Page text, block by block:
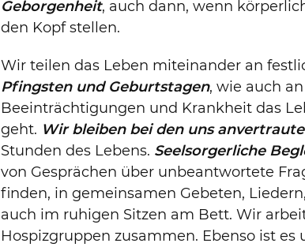
Geborgenheit, auch dann, wenn
den Kopf stellen.
Wir teilen das Leben miteinander an
Pfingsten und Geburtstagen, wie auch
Beeinträchtigungen und Krankheit das
geht. Wir bleiben bei den uns
Stunden des Lebens. Seelsorgerliche
von Gesprächen über unbeantwortete
finden, in gemeinsamen Gebeten,
auch im ruhigen Sitzen am Bett. Wir
Hospizgruppen zusammen. Ebenso ist